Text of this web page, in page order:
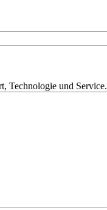
Technologie und Service.